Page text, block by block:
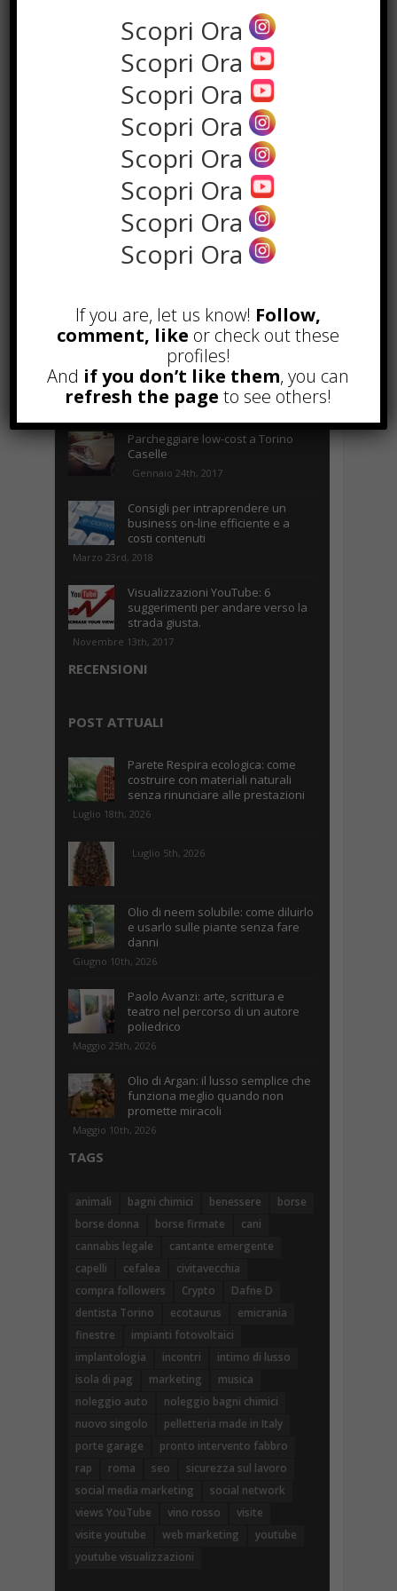
POPOLARI
successo
Novembre 22nd, 2016
Comprare visite YouTube: i 5
vantaggi TOP!
Novembre 2nd, 2017
Parcheggiare low-cost a Torino
Caselle
Gennaio 24th, 2017
Consigli per intraprendere un
business on-line efficiente e a
costi contenuti
Marzo 23rd, 2018
Visualizzazioni YouTube: 6
suggerimenti per andare verso la
strada giusta.
Novembre 13th, 2017
RECENSIONI
POST ATTUALI
Parete Respira ecologica: come
costruire con materiali naturali
senza rinunciare alle prestazioni
Luglio 18th, 2026
Luglio 5th, 2026
Olio di neem solubile: come diluirlo
e usarlo sulle piante senza fare
danni
Giugno 10th, 2026
Paolo Avanzi: arte, scrittura e
teatro nel percorso di un autore
poliedrico
Maggio 25th, 2026
Olio di Argan: il lusso semplice che
funziona meglio quando non
promette miracoli
Maggio 10th, 2026
TAGS
animali bagni chimici benessere
borse
borse donna
borse firmate
cani
cannabis legale
cantante emergente
capelli
cefalea
civitavecchia
compra followers
Crypto
Dafne D
dentista Torino
ecotaurus
emicrania
finestre
impianti fotovoltaici
implantologia
incontri
intimo di lusso
isola di pag
marketing
musica
noleggio auto
noleggio bagni chimici
nuovo singolo
pelletteria made in Italy
porte garage
pronto intervento fabbro
rap
roma seo
sicurezza sul lavoro
social media marketing
social network
views YouTube
vino rosso
visite
visite youtube
web marketing
youtube
youtube visualizzazioni
Scopri Ora
Scopri Ora
Scopri Ora
Scopri Ora
Scopri Ora
Scopri Ora
Scopri Ora
Scopri Ora
If you are, let us know! Follow,
comment, like or check out these
profiles!
And if you don’t like them, you can
refresh the page to see others!